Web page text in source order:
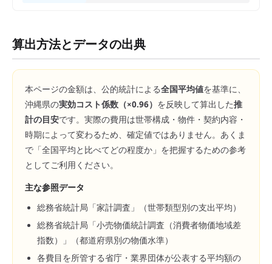
算出方法とデータの出典
本ページの金額は、公的統計による全国平均値を基準に、
沖縄県の実効コスト係数（×0.96） を反映して算出した推
計の目安です。実際の費用は世帯構成・物件・契約内容・
時期によって変わるため、確定値ではありません。あくま
で「全国平均と比べてどの程度か」を把握するための参考
としてご利用ください。
主な参照データ
総務省統計局「家計調査」（世帯類型別の支出平均）
総務省統計局「小売物価統計調査（消費者物価地域差
指数）」（都道府県別の物価水準）
各費目を所管する省庁・業界団体が公表する平均額の